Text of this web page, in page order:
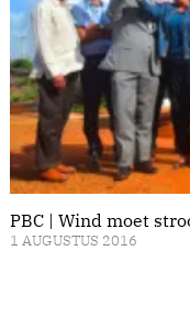
PBC | Wind moet
1 AUGUSTUS 2016